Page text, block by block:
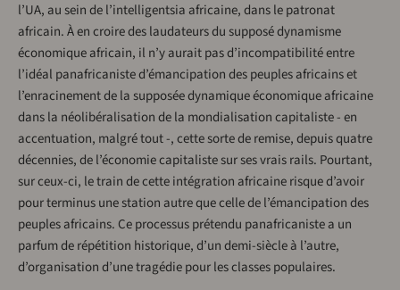
l’UA, au sein de l’intelligentsia africaine, dans le patronat
africain. À en croire des laudateurs du supposé dynamisme
économique africain, il n’y aurait pas d’incompatibilité entre
l’idéal panafricaniste d’émancipation des peuples africains et
l’enracinement de la supposée dynamique économique africaine
dans la néolibéralisation de la mondialisation capitaliste - en
accentuation, malgré tout -, cette sorte de remise, depuis quatre
décennies, de l’économie capitaliste sur ses vrais rails. Pourtant,
sur ceux-ci, le train de cette intégration africaine risque d’avoir
pour terminus une station autre que celle de l’émancipation des
peuples africains. Ce processus prétendu panafricaniste a un
parfum de répétition historique, d’un demi-siècle à l’autre,
d’organisation d’une tragédie pour les classes populaires.